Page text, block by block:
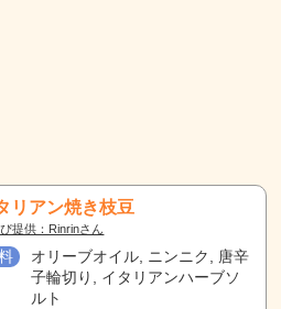
リアン焼き枝豆
提供：Rinrinさん
オリーブオイル, ニンニク, 唐辛
子輪切り, イタリアンハーブソ
ルト